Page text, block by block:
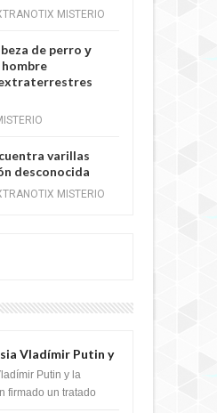
MISTERIO
de perro у
hombre
varillas
desconocida
MISTERIO
Vladímir Putin y
han firmado un
los Sionistas?
Putin y la
firmado un tratado